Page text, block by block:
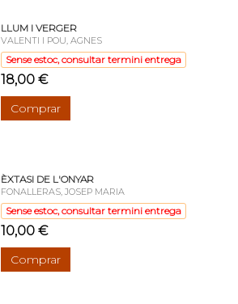
LLUM I VERGER
VALENTI I POU, AGNES
Sense estoc, consultar termini entrega
18,00 €
Comprar
ÈXTASI DE L'ONYAR
FONALLERAS, JOSEP MARIA
Sense estoc, consultar termini entrega
10,00 €
Comprar